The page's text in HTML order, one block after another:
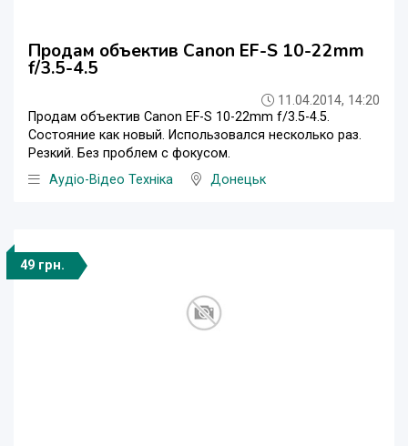
Продам объектив Canon EF-S 10-22mm
f/3.5-4.5
11.04.2014, 14:20
Продам объектив Canon EF-S 10-22mm f/3.5-4.5.
Состояние как новый. Использовался несколько раз.
Резкий. Без проблем с фокусом.
Аудіо-Відео Техніка
Донецьк
49 грн.